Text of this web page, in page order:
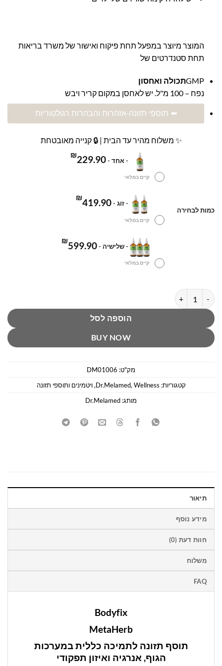
המוצר מיוצר במפעל תחת פיקוח ואישור של משרד בריאות
תחת סטנדרטים של
GMPתכולה ואחסון
נפח – 100 מ"ל. יש לאחסן במקום קריר ויבש
⬅️ תוספי תזונה-אזהרות והבהרות רגולטוריות
✨ משלוח מהיר עד הבית | 🔒 קנייה מאובטחת
כמות לבחירה
-אחד -
229.90
₪
קיים במלאי
-זוג -
419.90
₪
קיים במלאי
-שלישיה -
599.90
₪
קיים במלאי
כמות של Bodyfix | תוסף תזונה לתמיכה כללית במערכות הגוף, אנרגיה ואיזון תפקודי
הוספה לסל
BUY NOW
מק"ט: DM01006
קטגוריות:
Dr.Melamed, Wellness
,ויטמינים ותוספי תזונה
מותג: Dr.Melamed
תיאור
מידע נוסף
חוות דעת (0)
משלוח
FAQ
Bodyfix
MetaHerb
תוסף תזונה לתמיכה כללית במערכות
הגוף, אנרגיה ואיזון תפקודי